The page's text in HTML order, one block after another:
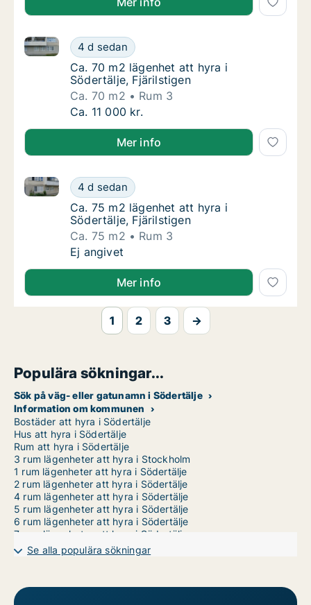
Ca. 70 m2 lägenhet att hyra i Södertälje,
4 d sedan
Ca. 70 m2 lägenhet att hyra i Södertälje, Fjärilstigen
Ca. 70 m2 lägenhet att hyra i Södertälje,
Ca. 70 m2 lägenhet att hyra i
Södertälje, Fjärilstigen
Ca. 70 m2
Rum 3
Ca. 70 m2 lägenhet att hyra i Södertälje,
Ca. 11 000 kr.
Mer info
Ca. 75 m2 lägenhet att hyra i Södertälje,
4 d sedan
Ca. 75 m2 lägenhet att hyra i Södertälje, Fjärilstigen
Ca. 75 m2 lägenhet att hyra i Södertälje,
Ca. 75 m2 lägenhet att hyra i
Södertälje, Fjärilstigen
Ca. 75 m2
Rum 3
Ca. 75 m2 lägenhet att hyra i Södertälje,
Ej angivet
Mer info
1 2 3 →
Populära sökningar...
Sök på väg- eller gatunamn i Södertälje
Information om kommunen
Bostäder att hyra i Södertälje
Hus att hyra i Södertälje
Rum att hyra i Södertälje
3 rum lägenheter att hyra i Stockholm
1 rum lägenheter att hyra i Södertälje
2 rum lägenheter att hyra i Södertälje
4 rum lägenheter att hyra i Södertälje
5 rum lägenheter att hyra i Södertälje
6 rum lägenheter att hyra i Södertälje
7 rum lägenheter att hyra i Södertälje
Se alla populära sökningar